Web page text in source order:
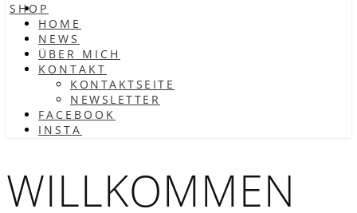
SHOP
HOME
NEWS
ÜBER MICH
KONTAKT
KONTAKTSEITE
NEWSLETTER
FACEBOOK
INSTA
WILLKOMMEN